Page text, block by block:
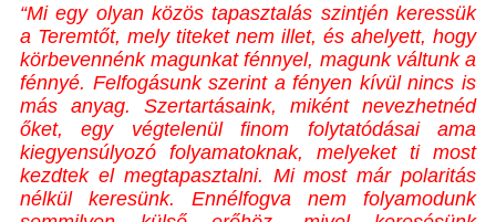
“Mi egy olyan közös tapasztalás szintjén keressük
a Teremtőt, mely titeket nem illet, és ahelyett, hogy
körbevennénk magunkat fénnyel, magunk váltunk a
fénnyé. Felfogásunk szerint a fényen kívül nincs is
más anyag. Szertartásaink, miként nevezhetnéd
őket, egy végtelenül finom folytatódásai ama
kiegyensúlyozó folyamatoknak, melyeket ti most
kezdtek el megtapasztalni. Mi most már polaritás
nélkül keresünk. Ennélfogva nem folyamodunk